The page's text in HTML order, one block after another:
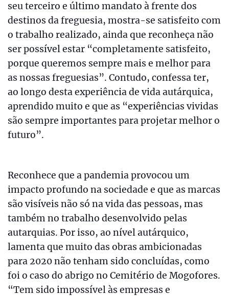
seu terceiro e último mandato à frente dos
destinos da freguesia, mostra-se satisfeito com
o trabalho realizado, ainda que reconheça não
ser possível estar “completamente satisfeito,
porque queremos sempre mais e melhor para
as nossas freguesias”. Contudo, confessa ter,
ao longo desta experiência de vida autárquica,
aprendido muito e que as “experiências vividas
são sempre importantes para projetar melhor o
futuro”.
Reconhece que a pandemia provocou um
impacto profundo na sociedade e que as marcas
são visíveis não só na vida das pessoas, mas
também no trabalho desenvolvido pelas
autarquias. Por isso, ao nível autárquico,
lamenta que muito das obras ambicionadas
para 2020 não tenham sido concluídas, como
foi o caso do abrigo no Cemitério de Mogofores.
“Tem sido impossível às empresas e